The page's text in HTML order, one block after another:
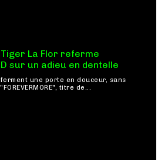
: Tiger La Flor referme
sur un adieu en dentelle
une porte en douceur, sans
titre de...